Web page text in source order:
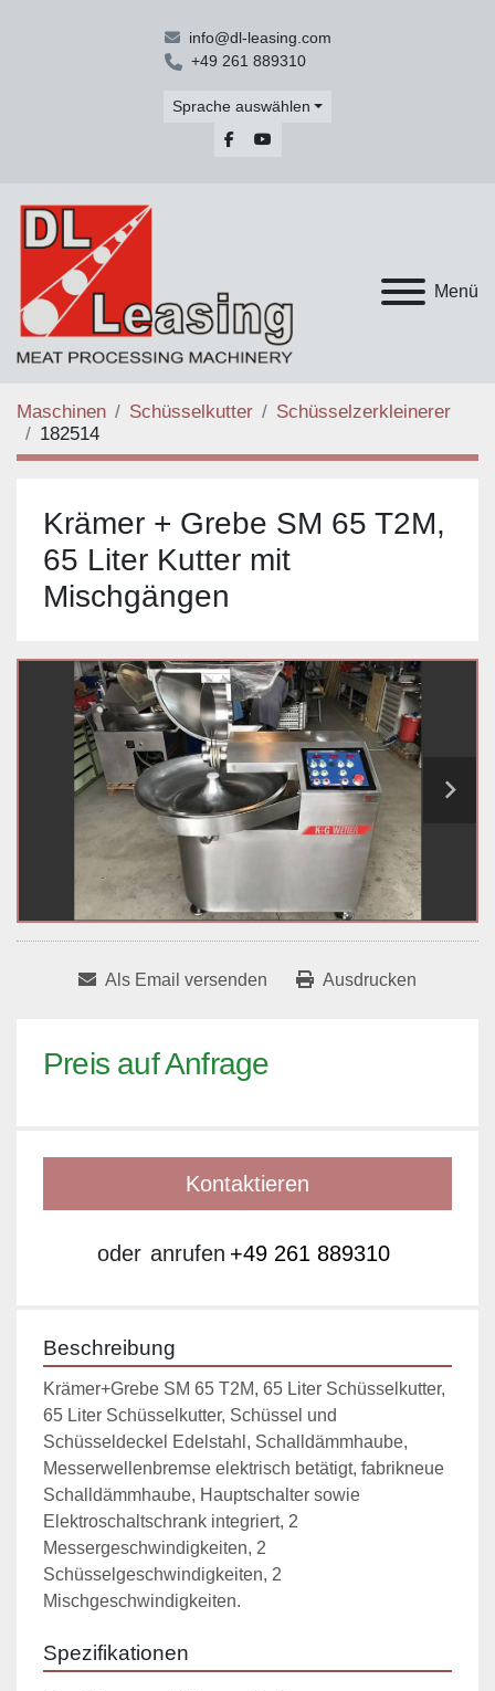
info@dl-leasing.com
+49 261 889310
Sprache auswählen
facebookyoutube
Menü
Maschinen Schüsselkutter
Schüsselzerkleinerer
182514
Krämer + Grebe SM 65 T2M,
65 Liter Kutter mit
Mischgängen
Als Email versenden Ausdrucken
Preis auf Anfrage
Kontaktieren
oder anrufen +49 261 889310
Beschreibung
Krämer+Grebe SM 65 T2M, 65 Liter Schüsselkutter,
65 Liter Schüsselkutter, Schüssel und
Schüsseldeckel Edelstahl, Schalldämmhaube,
Messerwellenbremse elektrisch betätigt, fabrikneue
Schalldämmhaube, Hauptschalter sowie
Elektroschaltschrank integriert, 2
Messergeschwindigkeiten, 2
Schüsselgeschwindigkeiten, 2
Mischgeschwindigkeiten.
Spezifikationen